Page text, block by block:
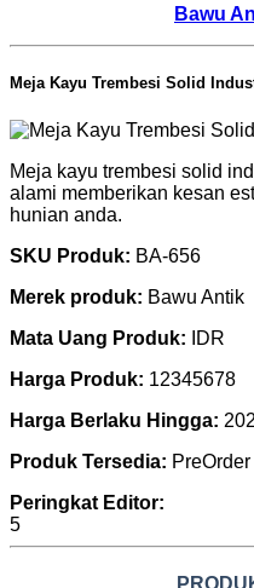
Bawu
Meja Kayu Trembesi Solid
Meja kayu trembesi solid
alami memberikan kesan
hunian anda.
SKU Produk: BA-656
Merek produk: Bawu Antik
Mata Uang Produk:
IDR
Harga Produk: 12345678
Harga Berlaku Hingga:
Produk Tersedia: PreOrder
Peringkat Editor:
5